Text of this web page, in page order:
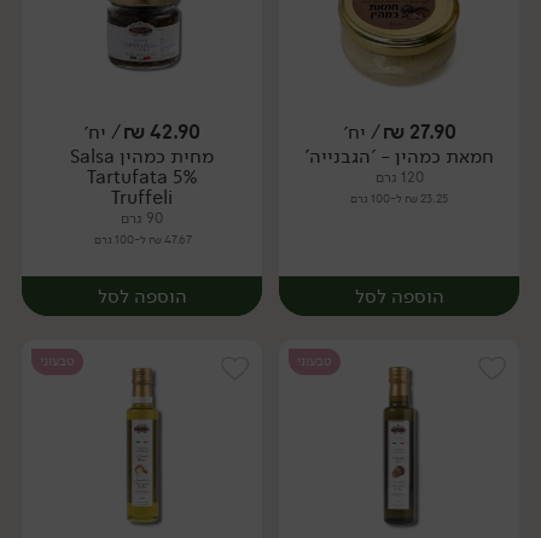
יח׳ יח׳
27.90
₪/ יח׳
חמאת כמהין - 'הגבנייה'
120 גרם
23.25 ₪ ל-100 גרם
הוספה לסל
42.90
₪/ יח׳
מחית כמהין Salsa
Tartufata 5%
Truffeli
90 גרם
47.67 ₪ ל-100 גרם
הוספה לסל
טבעוני טבעוני